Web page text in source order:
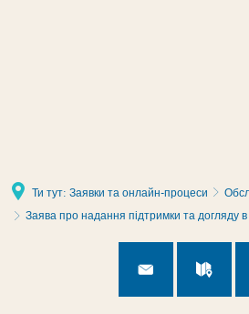
Ти тут: Заявки та онлайн-процеси
Заява про надання підтримки та догляду